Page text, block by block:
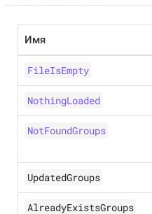
Имя
FileIsEmpty
NothingLoaded
NotFoundGroups
UpdatedGroups
AlreadyExistsGroups